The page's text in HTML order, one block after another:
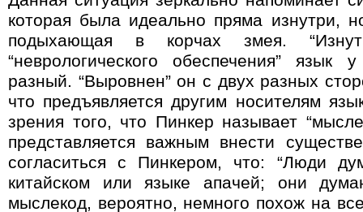
которая была идеально пряма изнутри,
подыхающая в корчах змея.
“неврологического обеспечения”
разный. “Выровнен” он с двух разных
что предъявляется другим носителям
зрения того, что Пинкер называет
представляется важным внести
согласиться с Пинкером, что: “Люди
китайском или языке апачей; они
мыслекод, вероятно, немного похож на